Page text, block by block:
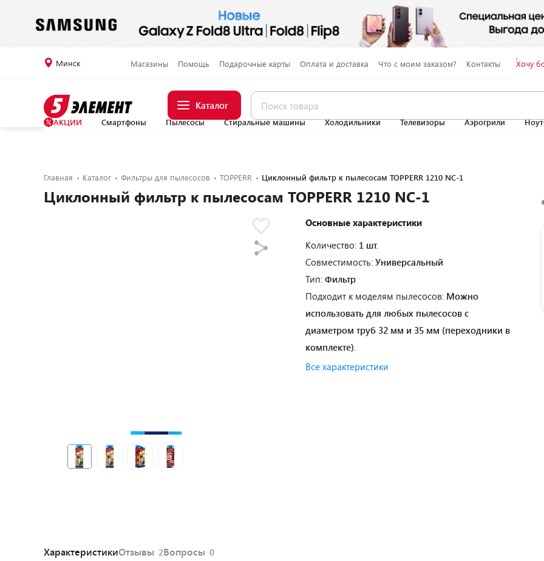
Минск Магазины Помощь Подарочные карты Оплата и доставка Что с моим заказом? Контакты Хочу
Каталог
АКЦИИ Смартфоны Пылесосы Стиральные машины Холодильники Телевизоры Аэрогрили
Главная Каталог Фильтры для пылесосов TOPPERR Циклонный фильтр к пылесосам TOPPERR 1210 NC-1
Циклонный фильтр к пылесосам TOPPERR 1210 NC-1
Основные характеристики
Количество: 1 шт.
Совместимость: Универсальный
Тип: Фильтр
Подходит к моделям пылесосов: Можно
использовать для любых пылесосов с
диаметром труб 32 мм и 35 мм (переходники в
комплекте).
Все характеристики
ХарактеристикиОтзывы 2Вопросы 0